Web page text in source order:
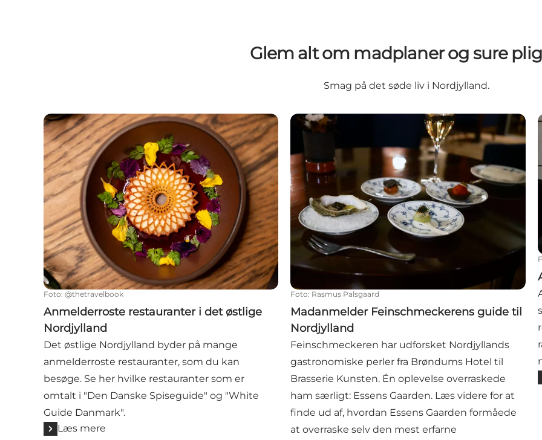
Glem alt om madplaner og sure
Smag på det søde liv i Nordjylland.
Anmelderroste restauranter i det østlige Nordjylland
Foto: @thetravelbook
Anmelderroste restauranter i det østlige
Nordjylland
Det østlige Nordjylland byder på mange
anmelderroste restauranter, som du kan
besøge. Se her hvilke restauranter som er
omtalt i "Den Danske Spiseguide" og "White
Guide Danmark".
Læs mere
Madanmelder Feinschmeckerens guide til
Foto: Rasmus Palsgaard
Madanmelder Feinschmeckerens guide til
Nordjylland
Feinschmeckeren har udforsket Nordjyllands
gastronomiske perler fra Brøndums Hotel til
Brasserie Kunsten. Én oplevelse overraskede
ham særligt: Essens Gaarden. Læs videre for at
finde ud af, hvordan Essens Gaarden formåede
at overraske selv den mest erfarne